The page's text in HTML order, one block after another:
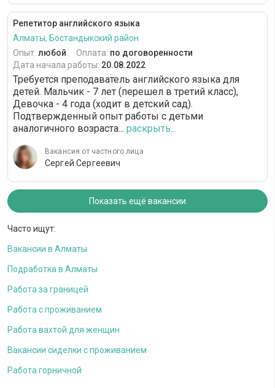
Репетитор английского языка
Алматы, Бостандыкский район
Опыт: любой Оплата: по договоренности
Дата начала работы: 20.08.2022
Требуется преподаватель английского языка для
детей. Мальчик - 7 лет (перешел в третий класс),
Девочка - 4 года (ходит в детский сад).
Подтвержденный опыт работы с детьми
аналогичного возраста... раскрыть...
Вакансия от частного лица
Сергей Сергеевич
Показать ещё вакансии
Часто ищут:
Вакансии в Алматы
Подработка в Алматы
Работа за границей
Работа с проживанием
Работа вахтой для женщин
Вакансии сиделки с проживанием
Работа горничной